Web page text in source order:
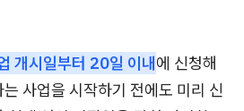
개시일부터 20일 이내에 신청해
사업을 시작하기 전에도 미리 신